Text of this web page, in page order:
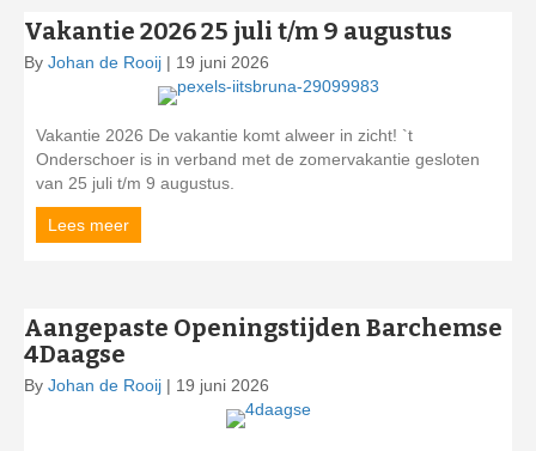
Vakantie 2026 25 juli t/m 9 augustus
By Johan de Rooij | 19 juni 2026
Vakantie 2026 De vakantie komt alweer in zicht! `t
Onderschoer is in verband met de zomervakantie gesloten
van 25 juli t/m 9 augustus.
Lees meer
Aangepaste Openingstijden Barchemse
4Daagse
By Johan de Rooij | 19 juni 2026